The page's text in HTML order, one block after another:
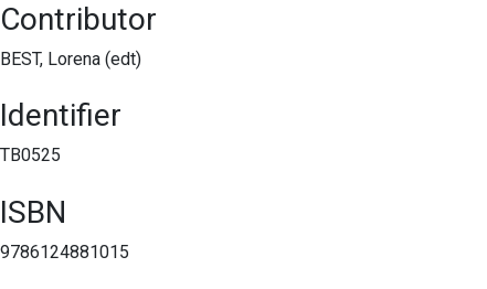
Contributor
BEST, Lorena (edt)
Identifier
TB0525
ISBN
9786124881015